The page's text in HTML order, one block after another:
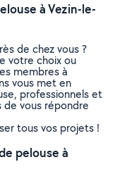
à Vezin-le-
de chez vous ?
votre choix ou
membres à
vous met en
professionnels et
de vous répondre
tous vos projets !
pelouse à